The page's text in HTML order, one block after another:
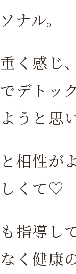
ナル。
く感じ
デトッ
うと思
相性が
くて♡
指導し
く健康